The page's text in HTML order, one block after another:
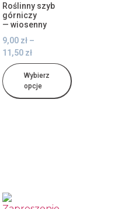
Roślinny szyb
górniczy
— wiosenny
9,00 zł –
11,50 zł
Wybierz
opcje